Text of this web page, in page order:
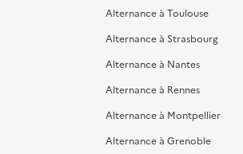
Alternance à Toulouse
Alternance à Strasbourg
Alternance à Nantes
Alternance à Rennes
Alternance à Montpellier
Alternance à Grenoble